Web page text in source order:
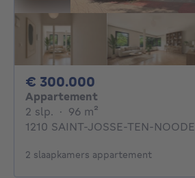
€ 300.000
Appartement
2 slp. 2 slaapkamers
· 96 m²
1210 SAINT-JOSSE-TEN-NOODE
2 slaapkamers appartement